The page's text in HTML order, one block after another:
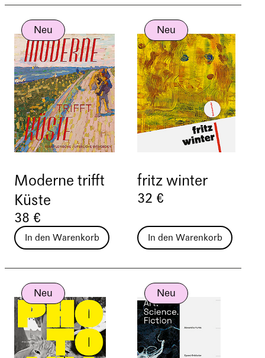
Moderne trifft
Küste
Neu
38 €
In den Warenkorb
fritz winter
Neu
32 €
In den Warenkorb
Neu Neu